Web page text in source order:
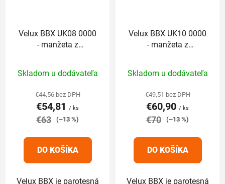
Velux BBX UK08 0000
- manžeta z
hodnotenie
produktu
je
5,0
5
hviezdičiek.
Skladom u dodávateľa
€44,56 bez DPH
€54,81 / ks
€63 (–13 %)
DO KOŠÍKA
Velux BBX je parotesná
Velux BBX UK10 0000
- manžeta z
hodnotenie
produktu
je
5,0
5
hviezdičiek.
Skladom u dodávateľa
€49,51 bez DPH
€60,90 / ks
€70 (–13 %)
DO KOŠÍKA
Velux BBX je parotesná